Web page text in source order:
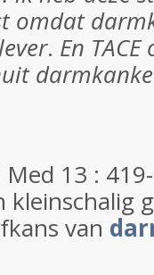
omdat
. En
13 :
kleinschalig
van